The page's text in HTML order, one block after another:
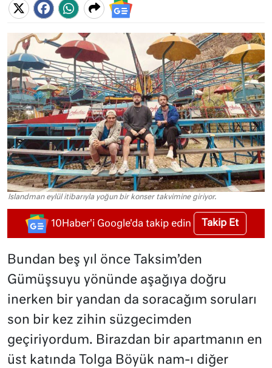
Islandman eylül itibarıyla yoğun bir konser takvimine giriyor.
10Haber'i Google'da takip edin Takip Et
Bundan beş yıl önce Taksim’den
Gümüşsuyu yönünde aşağıya doğru
inerken bir yandan da soracağım soruları
son bir kez zihin süzgecimden
geçiriyordum. Birazdan bir apartmanın en
üst katında Tolga Böyük nam-ı diğer